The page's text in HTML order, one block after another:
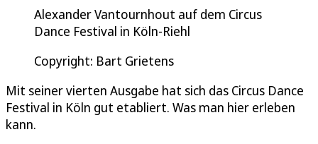
Alexander Vantournhout auf dem Circus
Dance Festival in Köln-Riehl
Copyright: Bart Grietens
Mit seiner vierten Ausgabe hat sich das Circus Dance
Festival in Köln gut etabliert. Was man hier erleben
kann.